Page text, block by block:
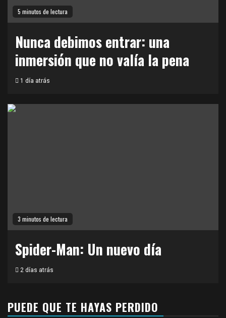
5 minutos de lectura
Nunca debimos entrar: una
inmersión que no valía la pena
1 día atrás
3 minutos de lectura
Spider-Man: Un nuevo día
2 días atrás
PUEDE QUE TE HAYAS PERDIDO